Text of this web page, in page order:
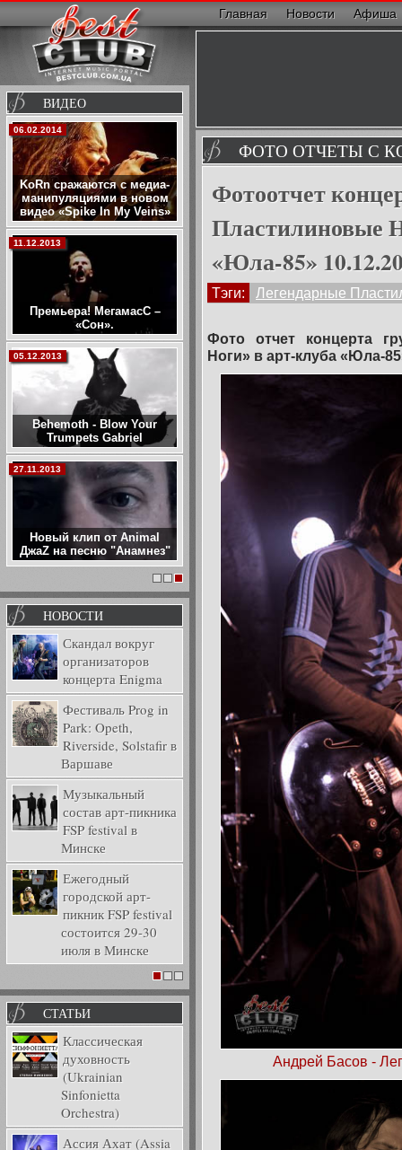
Главная Новости Афиша
ВИДЕО
KoRn сражаются с медиа-
манипуляциями в новом
видео «Spike In My Veins»
06.02.2014
Премьера! МегамасС –
«Сон».
11.12.2013
Behemoth - Blow Your
Trumpets Gabriel
05.12.2013
Новый клип от Animal
ДжаZ на песню "Анамнез"
27.11.2013
НОВОСТИ
Скандал вокруг
организаторов
концерта Enigma
Фестиваль Prog in
Park: Opeth,
Riverside, Solstafir в
Варшаве
Музыкальный
состав арт-пикника
FSP festival в
Минске
Ежегодный
городской арт-
пикник FSP festival
состоится 29-30
июля в Минске
СТАТЬИ
Классическая
духовность
(Ukrainian
Sinfonietta
Orchestra)
Ассия Ахат (Assia
ФОТО ОТЧЕТЫ С
Фотоотчет
Пластилиновые
«Юла-85»
Тэги: Легендарные
Фото отчет концерта
Ноги» в арт-клуба «Юла-
Андрей Басов -